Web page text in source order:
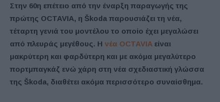
Στην 60η επέτειο από την έναρξη παραγωγής της
πρώτης OCTAVIA, η Škoda παρουσιάζει τη νέα,
τέταρτη γενιά του μοντέλου το οποίο έχει μεγαλώσει
από πλευράς μεγέθους. Η νέα OCTAVIA είναι
μακρύτερη και φαρδύτερη και με ακόμα μεγαλύτερο
πορτμπαγκάζ ενώ χάρη στη νέα σχεδιαστική γλώσσα
της Škoda, διαθέτει ακόμα περισσότερο συναίσθημα.